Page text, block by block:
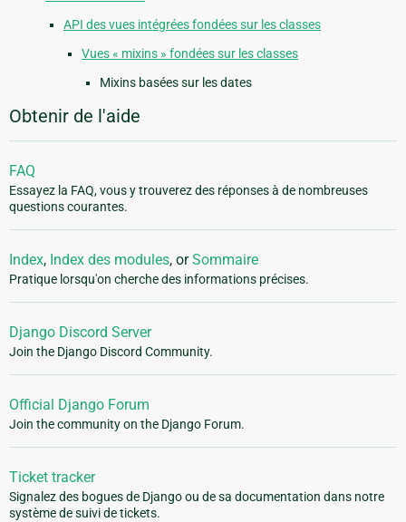
API des vues intégrées fondées sur les classes
Vues « mixins » fondées sur les classes
Mixins basées sur les dates
Obtenir de l'aide
FAQ
Essayez la FAQ, vous y trouverez des réponses à de nombreuses
questions courantes.
Index, Index des modules, orSommaire
Pratique lorsqu'on cherche des informations précises.
Django Discord Server
Join the Django Discord Community.
Official Django Forum
Join the community on the Django Forum.
Ticket tracker
Signalez des bogues de Django ou de sa documentation dans notre
système de suivi de tickets.